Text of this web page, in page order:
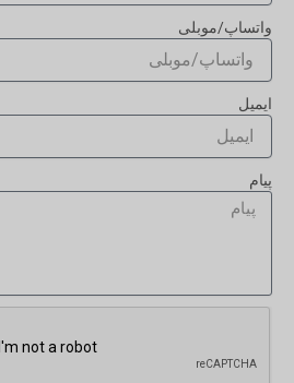
واتساپ/موبلی
ایمیل
پیام